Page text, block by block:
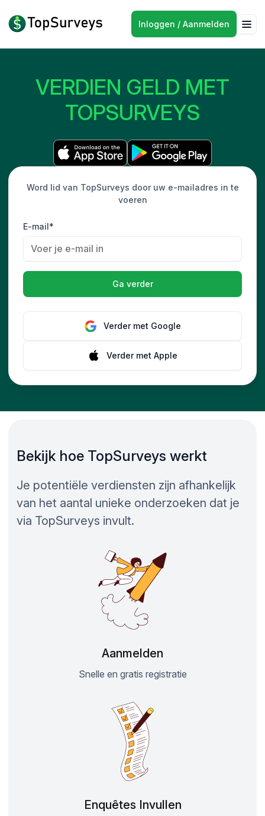
Inloggen / Aanmelden
VERDIEN GELD MET
TOPSURVEYS
Word lid van TopSurveys door uw e-mailadres in te
voeren
E-mail*
Ga verder
Verder met Google
Verder met Apple
Bekijk hoe TopSurveys werkt
Je potentiële verdiensten zijn afhankelijk
van het aantal unieke onderzoeken dat je
via TopSurveys invult.
Aanmelden
Snelle en gratis registratie
Enquêtes Invullen